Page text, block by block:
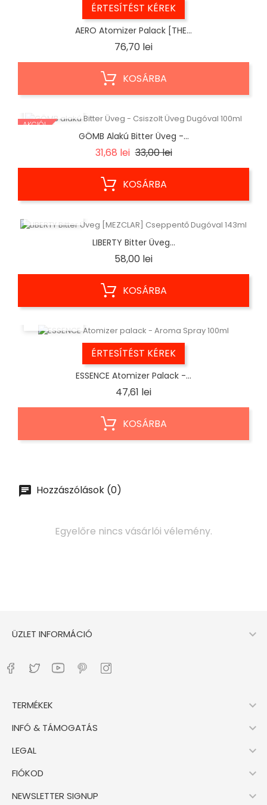
ÉRTESÍTÉST KÉREK
AERO Atomizer Palack [THE...
76,70 leiÁr
KOSÁRBA
AKCIÓ!
GÖMB Alakú Bitter Üveg -...
31,68 lei Regular
33,00 leiÁr
KOSÁRBA
LIBERTY Bitter Üveg...
58,00 leiÁr
KOSÁRBA
ÉRTESÍTÉST KÉREK
ESSENCE Atomizer Palack -...
47,61 leiÁr
KOSÁRBA
Hozzászólások (0)
Egyelőre nincs vásárlói vélemény.
ÜZLET INFORMÁCIÓ 
TERMÉKEK 
INFÓ & TÁMOGATÁS 
LEGAL 
FIÓKOD 
NEWSLETTER SIGNUP 